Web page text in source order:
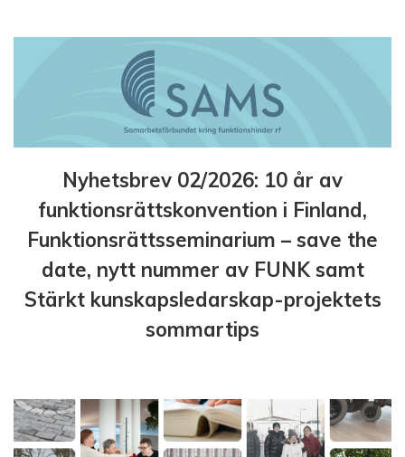
Nyhetsbrev 02/2026: 10 år av
funktionsrättskonvention i Finland,
Funktionsrättsseminarium – save the
date, nytt nummer av FUNK samt
Stärkt kunskapsledarskap-projektets
sommartips